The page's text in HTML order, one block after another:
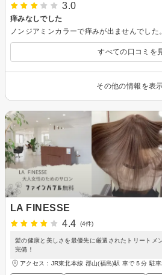
3.0
痒みなしでした
ノンジアミンカラーで痒みが出ませんでした。
すべての口コミを
その他の情報を表
LA FINESSE
4.4
(4件)
髪の健康と美しさを最優先に厳選されたトリートメ
完備！
アクセス：JR東北本線 郡山(福島)駅 車で５分 駐